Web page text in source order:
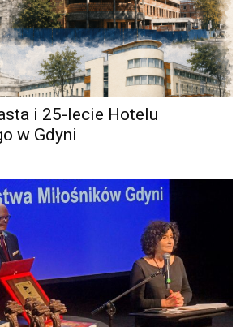
i 25-lecie Hotelu
w Gdyni